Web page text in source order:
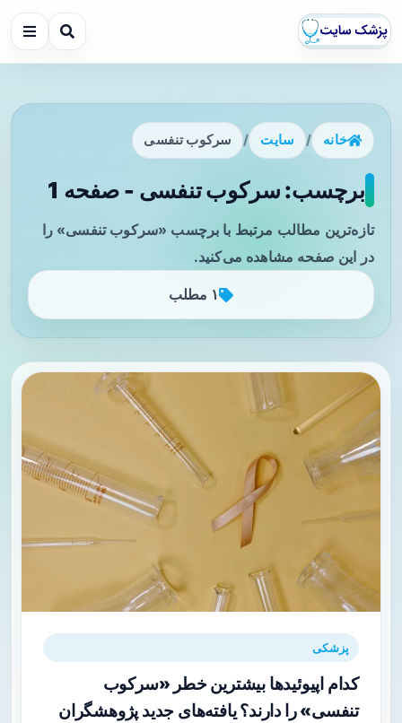
خانه / سایت / سرکوب تنفسی
برچسب: سرکوب تنفسی - صفحه 1
تازه‌ترین مطالب مرتبط با برچسب «سرکوب تنفسی» را
در این صفحه مشاهده می‌کنید.
۱ مطلب
پزشکی
کدام اپیوئیدها بیشترین خطر «سرکوب
تنفسی» را دارند؟ یافته‌های جدید پژوهشگران